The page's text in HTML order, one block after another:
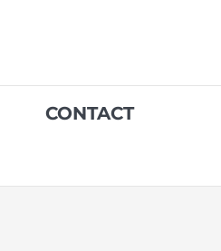
CONTACT